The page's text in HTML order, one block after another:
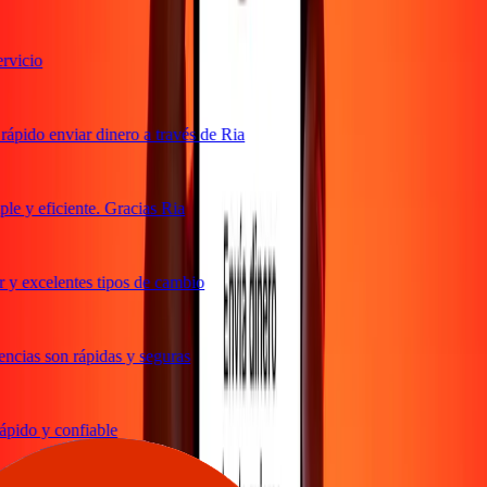
enviar dinero a través de Ria
y eficiente. Gracias Ria
excelentes tipos de cambio
son rápidas y seguras
y confiable